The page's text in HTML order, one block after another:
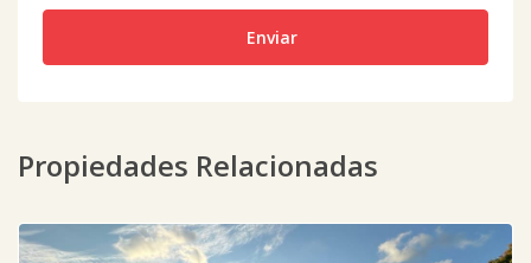
Enviar
Propiedades Relacionadas